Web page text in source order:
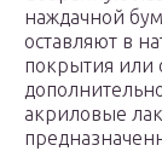
наждачной
оставляют в
покрытия или
акриловые